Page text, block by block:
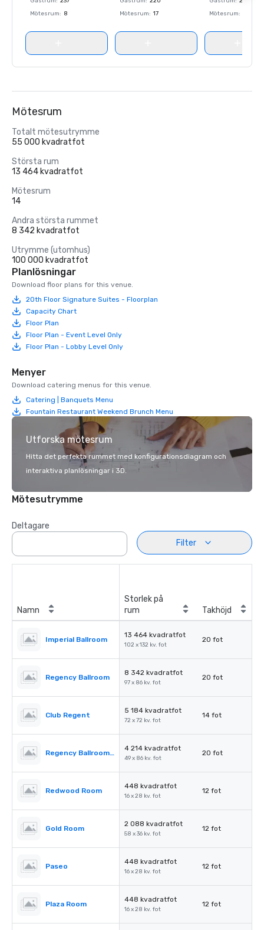
Mötesrum: 8
Mötesrum: 17
Mötesrum:
Mötesrum
Totalt mötesutrymme
55 000 kvadratfot
Största rum
13 464 kvadratfot
Mötesrum
14
Andra största rummet
8 342 kvadratfot
Utrymme (utomhus)
100 000 kvadratfot
Planlösningar
Download floor plans for this venue.
20th Floor Signature Suites - Floorplan
Capacity Chart
Floor Plan
Floor Plan - Event Level Only
Floor Plan - Lobby Level Only
Menyer
Download catering menus for this venue.
Catering | Banquets Menu
Fountain Restaurant Weekend Brunch Menu
Utforska mötesrum
Hitta det perfekta rummet med konfigurationsdiagram och
interaktiva planlösningar i 3D.
Mötesutrymme
Deltagare
Filter
Namn
Storlek på
rum
Takhöjd
Imperial Ballroom
13 464 kvadratfot
102 x 132 kv. fot
20 fot
Regency Ballroom
8 342 kvadratfot
97 x 86 kv. fot
20 fot
Club Regent
5 184 kvadratfot
72 x 72 kv. fot
14 fot
Regency Ballroom II
4 214 kvadratfot
49 x 86 kv. fot
20 fot
Redwood Room
448 kvadratfot
16 x 28 kv. fot
12 fot
Gold Room
2 088 kvadratfot
58 x 36 kv. fot
12 fot
Paseo
448 kvadratfot
16 x 28 kv. fot
12 fot
Plaza Room
448 kvadratfot
16 x 28 kv. fot
12 fot